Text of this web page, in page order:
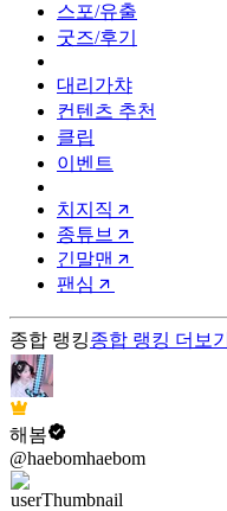
스포/유출
굿즈/후기
대리가챠
컨텐츠 추천
클립
이벤트
치지직
종튜브
긴말맨
팬심
종합 랭킹종합 랭킹 더보기
해봄
@haebomhaebom